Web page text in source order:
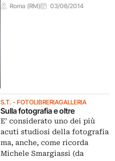
Roma (RM) 03/06/2014
S.T. - FOTOLIBRERIAGALLERIA
Sulla fotografia e oltre
E’ considerato uno dei più
acuti studiosi della fotografia
ma, anche, come ricorda
Michele Smargiassi (da